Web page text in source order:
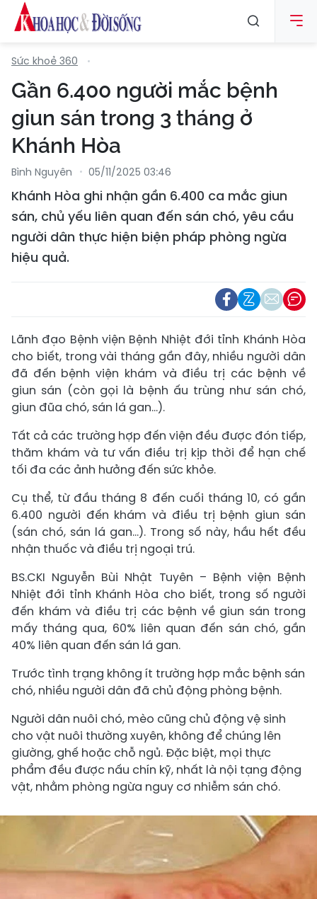
Sức khoẻ 360
Gần 6.400 người mắc bệnh
giun sán trong 3 tháng ở
Khánh Hòa
Bình Nguyên 05/11/2025 03:46
Khánh Hòa ghi nhận gần 6.400 ca mắc giun
sán, chủ yếu liên quan đến sán chó, yêu cầu
người dân thực hiện biện pháp phòng ngừa
hiệu quả.
Lãnh đạo Bệnh viện Bệnh Nhiệt đới tỉnh Khánh Hòa
cho biết, trong vài tháng gần đây, nhiều người dân
đã đến bệnh viện khám và điều trị các bệnh về
giun sán (còn gọi là bệnh ấu trùng như sán chó,
giun đũa chó, sán lá gan…).
Tất cả các trường hợp đến viện đều được đón tiếp,
thăm khám và tư vấn điều trị kịp thời để hạn chế
tối đa các ảnh hưởng đến sức khỏe.
Cụ thể, từ đầu tháng 8 đến cuối tháng 10, có gần
6.400 người đến khám và điều trị bệnh giun sán
(sán chó, sán lá gan…). Trong số này, hầu hết đều
nhận thuốc và điều trị ngoại trú.
BS.CKI Nguyễn Bùi Nhật Tuyên – Bệnh viện Bệnh
Nhiệt đới tỉnh Khánh Hòa cho biết, trong số người
đến khám và điều trị các bệnh về giun sán trong
mấy tháng qua, 60% liên quan đến sán chó, gần
40% liên quan đến sán lá gan.
Trước tình trạng không ít trường hợp mắc bệnh sán
chó, nhiều người dân đã chủ động phòng bệnh.
Người dân nuôi chó, mèo cũng chủ động vệ sinh
cho vật nuôi thường xuyên, không để chúng lên
giường, ghế hoặc chỗ ngủ. Đặc biệt, mọi thực
phẩm đều được nấu chín kỹ, nhất là nội tạng động
vật, nhằm phòng ngừa nguy cơ nhiễm sán chó.